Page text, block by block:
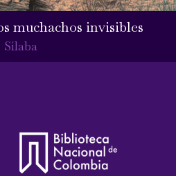
muchachos invisibles
Sílaba